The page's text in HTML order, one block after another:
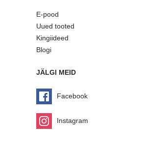
E-pood
Uued tooted
Kingiideed
Blogi
JÄLGI MEID
Facebook
Instagram